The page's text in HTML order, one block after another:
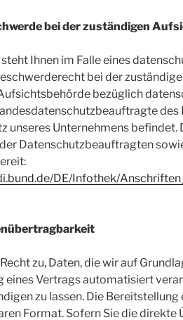
bei der zuständigen
Ihnen im Falle eines
bei der
bezüglich
des
unseres Unternehmens befindet.
Datenschutzbeauftragten
DE/Infothek/
zu, Daten, die wir auf
eines Vertrags automatisiert
zu lassen. Die
Format. Sofern Sie die direkte